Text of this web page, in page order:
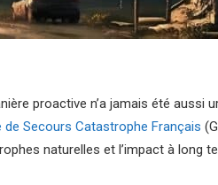
proactive n’a jamais été aussi
de Secours Catastrophe Français
naturelles et l’impact à long